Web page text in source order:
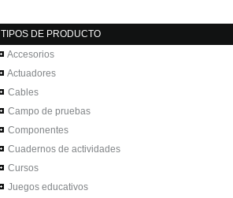
TIPOS DE PRODUCTO
Accesorios
Actuadores
Cables
Campo de pruebas
Componentes
Cuadernos de actividades
Cursos
Juegos educativos